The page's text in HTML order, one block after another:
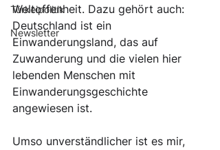
Türkeipolitik
Newsletter
Weltoffenheit. Dazu gehört auch:
Deutschland ist ein
Einwanderungsland, das auf
Zuwanderung und die vielen hier
lebenden Menschen mit
Einwanderungsgeschichte
angewiesen ist.
Umso unverständlicher ist es mir,